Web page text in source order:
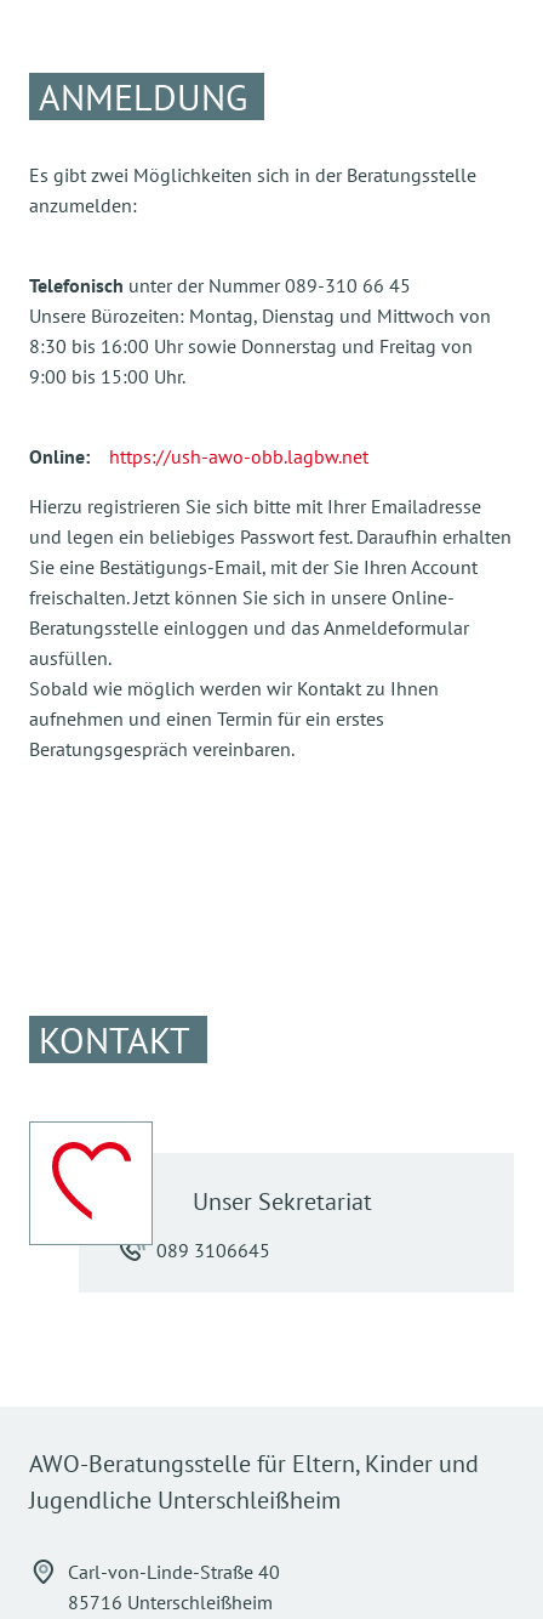
ANMELDUNG
Es gibt zwei Möglichkeiten sich in der Beratungsstelle
anzumelden:
Telefonisch unter der Nummer 089-310 66 45
Unsere Bürozeiten: Montag, Dienstag und Mittwoch von
8:30 bis 16:00 Uhr sowie Donnerstag und Freitag von
9:00 bis 15:00 Uhr.
Online: https://ush-awo-obb.lagbw.net
Hierzu registrieren Sie sich bitte mit Ihrer Emailadresse
und legen ein beliebiges Passwort fest. Daraufhin erhalten
Sie eine Bestätigungs-Email, mit der Sie Ihren Account
freischalten. Jetzt können Sie sich in unsere Online-
Beratungsstelle einloggen und das Anmeldeformular
ausfüllen.
Sobald wie möglich werden wir Kontakt zu Ihnen
aufnehmen und einen Termin für ein erstes
Beratungsgespräch vereinbaren.
KONTAKT
Unser Sekretariat
089 3106645
AWO-Beratungsstelle für Eltern, Kinder und
Jugendliche Unterschleißheim
Carl-von-Linde-Straße 40
85716 Unterschleißheim